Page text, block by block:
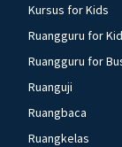
Kursus for Kids
Ruangguru for
Ruangguru for
Ruanguji
Ruangbaca
Ruangkelas